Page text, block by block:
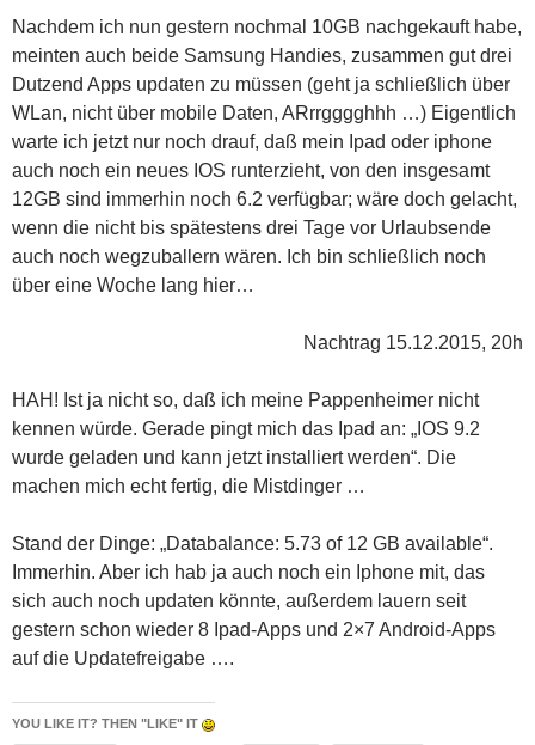
Nachdem ich nun gestern nochmal 10GB nachgekauft habe,
meinten auch beide Samsung Handies, zusammen gut drei
Dutzend Apps updaten zu müssen (geht ja schließlich über
WLan, nicht über mobile Daten, ARrrgggghhh …) Eigentlich
warte ich jetzt nur noch drauf, daß mein Ipad oder iphone
auch noch ein neues IOS runterzieht, von den insgesamt
12GB sind immerhin noch 6.2 verfügbar; wäre doch gelacht,
wenn die nicht bis spätestens drei Tage vor Urlaubsende
auch noch wegzuballern wären. Ich bin schließlich noch
über eine Woche lang hier…
Nachtrag 15.12.2015, 20h
HAH! Ist ja nicht so, daß ich meine Pappenheimer nicht
kennen würde. Gerade pingt mich das Ipad an: „IOS 9.2
wurde geladen und kann jetzt installiert werden“. Die
machen mich echt fertig, die Mistdinger …
Stand der Dinge: „Databalance: 5.73 of 12 GB available“.
Immerhin. Aber ich hab ja auch noch ein Iphone mit, das
sich auch noch updaten könnte, außerdem lauern seit
gestern schon wieder 8 Ipad-Apps und 2×7 Android-Apps
auf die Updatefreigabe ….
YOU LIKE IT? THEN "LIKE" IT